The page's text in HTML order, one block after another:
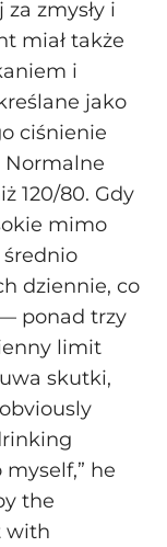
zmysły i
miał także
i
jako
ciśnienie
Normalne
120/80. Gdy
mimo
średnio
dziennie, co
ponad trzy
limit
skutki,
he
the
with